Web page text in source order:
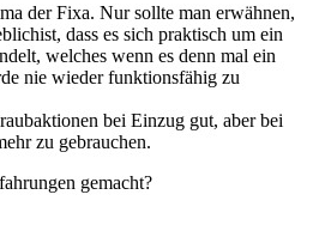
der Fixa. Nur sollte man erwähnen,
dass es sich praktisch um ein
welches wenn es denn mal ein
nie wieder funktionsfähig zu
bei Einzug gut, aber bei
zu gebrauchen.
gemacht?